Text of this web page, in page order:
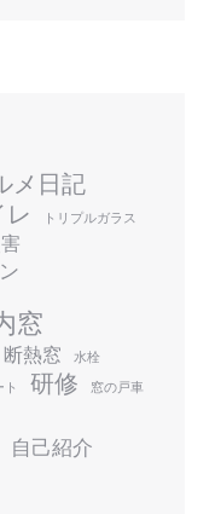
メ日記
レ トリプルガラス
窓
断熱窓 水栓
研修 窓の戸車
自己紹介